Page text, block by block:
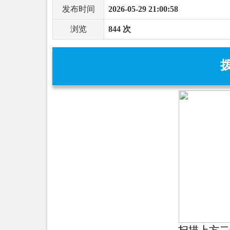
发布时间 2026-05-29 21:00:58
浏览 844 次